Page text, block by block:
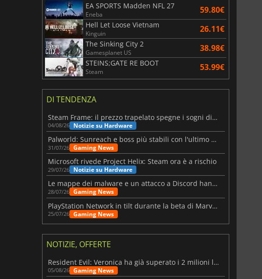
EA SPORTS Madden NFL 27
Eneba 59.80€
Hell Let Loose Vietnam
Kinguin 26.11€
The Sinking City 2
Gamesplanet US 38.98€
STEINS;GATE RE BOOT
Steam 53.99€
DI TENDENZA
Steam Frame: il prezzo trapelato spegne i sogni di un VR economico
04/08/26 Notizie su Hardware
Palworld: Sunreach e boss più stabili con l'ultimo update
31/07/26 Gaming News
Microsoft rivede Project Helix: Steam ora è a rischio
29/07/26 Notizie su Hardware
Le mappe dei malware e un attacco a Discord hanno colpito Meccha Chameleon
28/07/26 Gaming News
PlayStation Network in tilt durante la beta di Marvel Tōkon
25/07/26 Gaming News
NOTIZIE, OFFERTE
Resident Evil: Veronica ha già superato i 2 milioni liste dei desideri
05/08/26 Gaming News